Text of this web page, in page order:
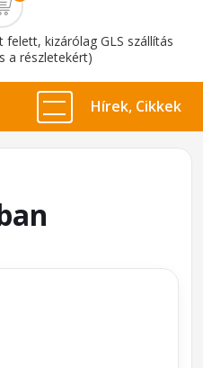
felett, kizárólag GLS szállítás
a részletekért)
Hírek, Cikkek